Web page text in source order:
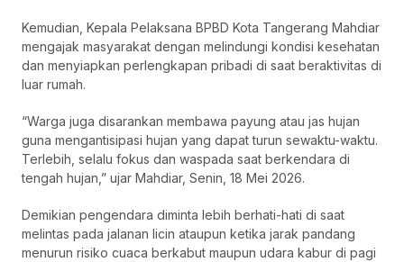
Kemudian, Kepala Pelaksana BPBD Kota Tangerang Mahdiar
mengajak masyarakat dengan melindungi kondisi kesehatan
dan menyiapkan perlengkapan pribadi di saat beraktivitas di
luar rumah.
“Warga juga disarankan membawa payung atau jas hujan
guna mengantisipasi hujan yang dapat turun sewaktu-waktu.
Terlebih, selalu fokus dan waspada saat berkendara di
tengah hujan,” ujar Mahdiar, Senin, 18 Mei 2026.
Demikian pengendara diminta lebih berhati-hati di saat
melintas pada jalanan licin ataupun ketika jarak pandang
menurun risiko cuaca berkabut maupun udara kabur di pagi